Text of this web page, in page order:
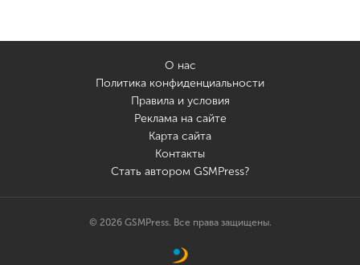
О нас
Политика конфиденциальности
Правила и условия
Реклама на сайте
Карта сайта
Контакты
Стать автором GSMPress?
© 2026 GSMPress. Все права защищены.